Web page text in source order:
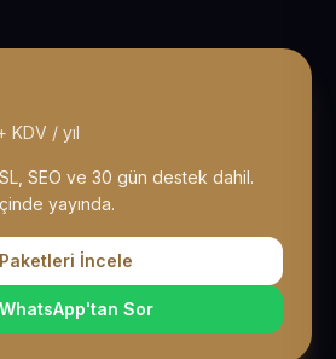
KDV / yıl
SEO ve 30 gün destek dahil.
yayında.
Paketleri İncele
WhatsApp'tan Sor